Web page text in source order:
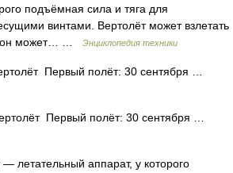
подъёмная сила и тяга для
винтами. Вертолёт может взлетать
он может… …
Энциклопедия техники
Первый полёт: 30 сентября …
Первый полёт: 30 сентября …
летательный аппарат, у которого